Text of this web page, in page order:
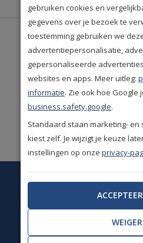
De
uit de
Ruime
50.000
klantenservice gesloten.
Wij zijn weer bereikbaar van
gebruiken cookies en
gegevens over je bezoek te
toestemming gebruiken we
advertentiepersonalisatie,
gepersonaliseerde
websites en apps. Meer uitleg:
informatie. Zie ook hoe Google
business.safety.google.
Standaard staan marketing- en
kiest zelf. Je wijzigt je keuze
instellingen op onzeprivacy-